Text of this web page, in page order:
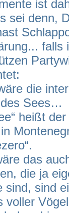
ist
sei denn,
falls
die
Sees…
heißt der
das
die ja
sind, sind
voller